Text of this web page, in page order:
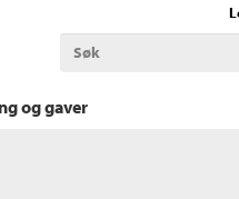
og gaver